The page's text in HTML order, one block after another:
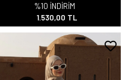
%10 İNDİRİM
1.530,00 TL